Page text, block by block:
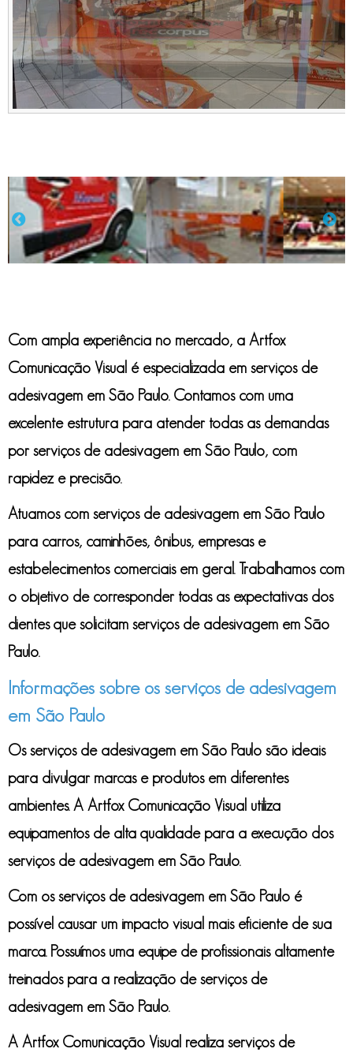
Com ampla experiência no mercado, a Artfox
Comunicação Visual é especializada em serviços de
adesivagem em São Paulo. Contamos com uma
excelente estrutura para atender todas as demandas
porserviços de adesivagem em São Paulo, com
rapidez e precisão.
Atuamos com serviços de adesivagem em São Paulo
para carros, caminhões, ônibus, empresas e
estabelecimentos comerciais em geral. Trabalhamos com
o objetivo de corresponder todas as expectativas dos
clientes que solicitam serviços de adesivagem em São
Paulo.
Informações sobre os serviços de adesivagem
em São Paulo
Osserviços de adesivagem em São Paulo são ideais
para divulgar marcas e produtos em diferentes
ambientes. A Artfox Comunicação Visual utiliza
equipamentos de alta qualidade para a execução dos
serviços de adesivagem em São Paulo.
Com osserviços de adesivagem em São Paulo é
possível causar um impacto visual mais eficiente de sua
marca. Possuímos uma equipe de profissionais altamente
treinados para a realização deserviços de
adesivagem em São Paulo.
A Artfox Comunicação Visual realiza serviços de